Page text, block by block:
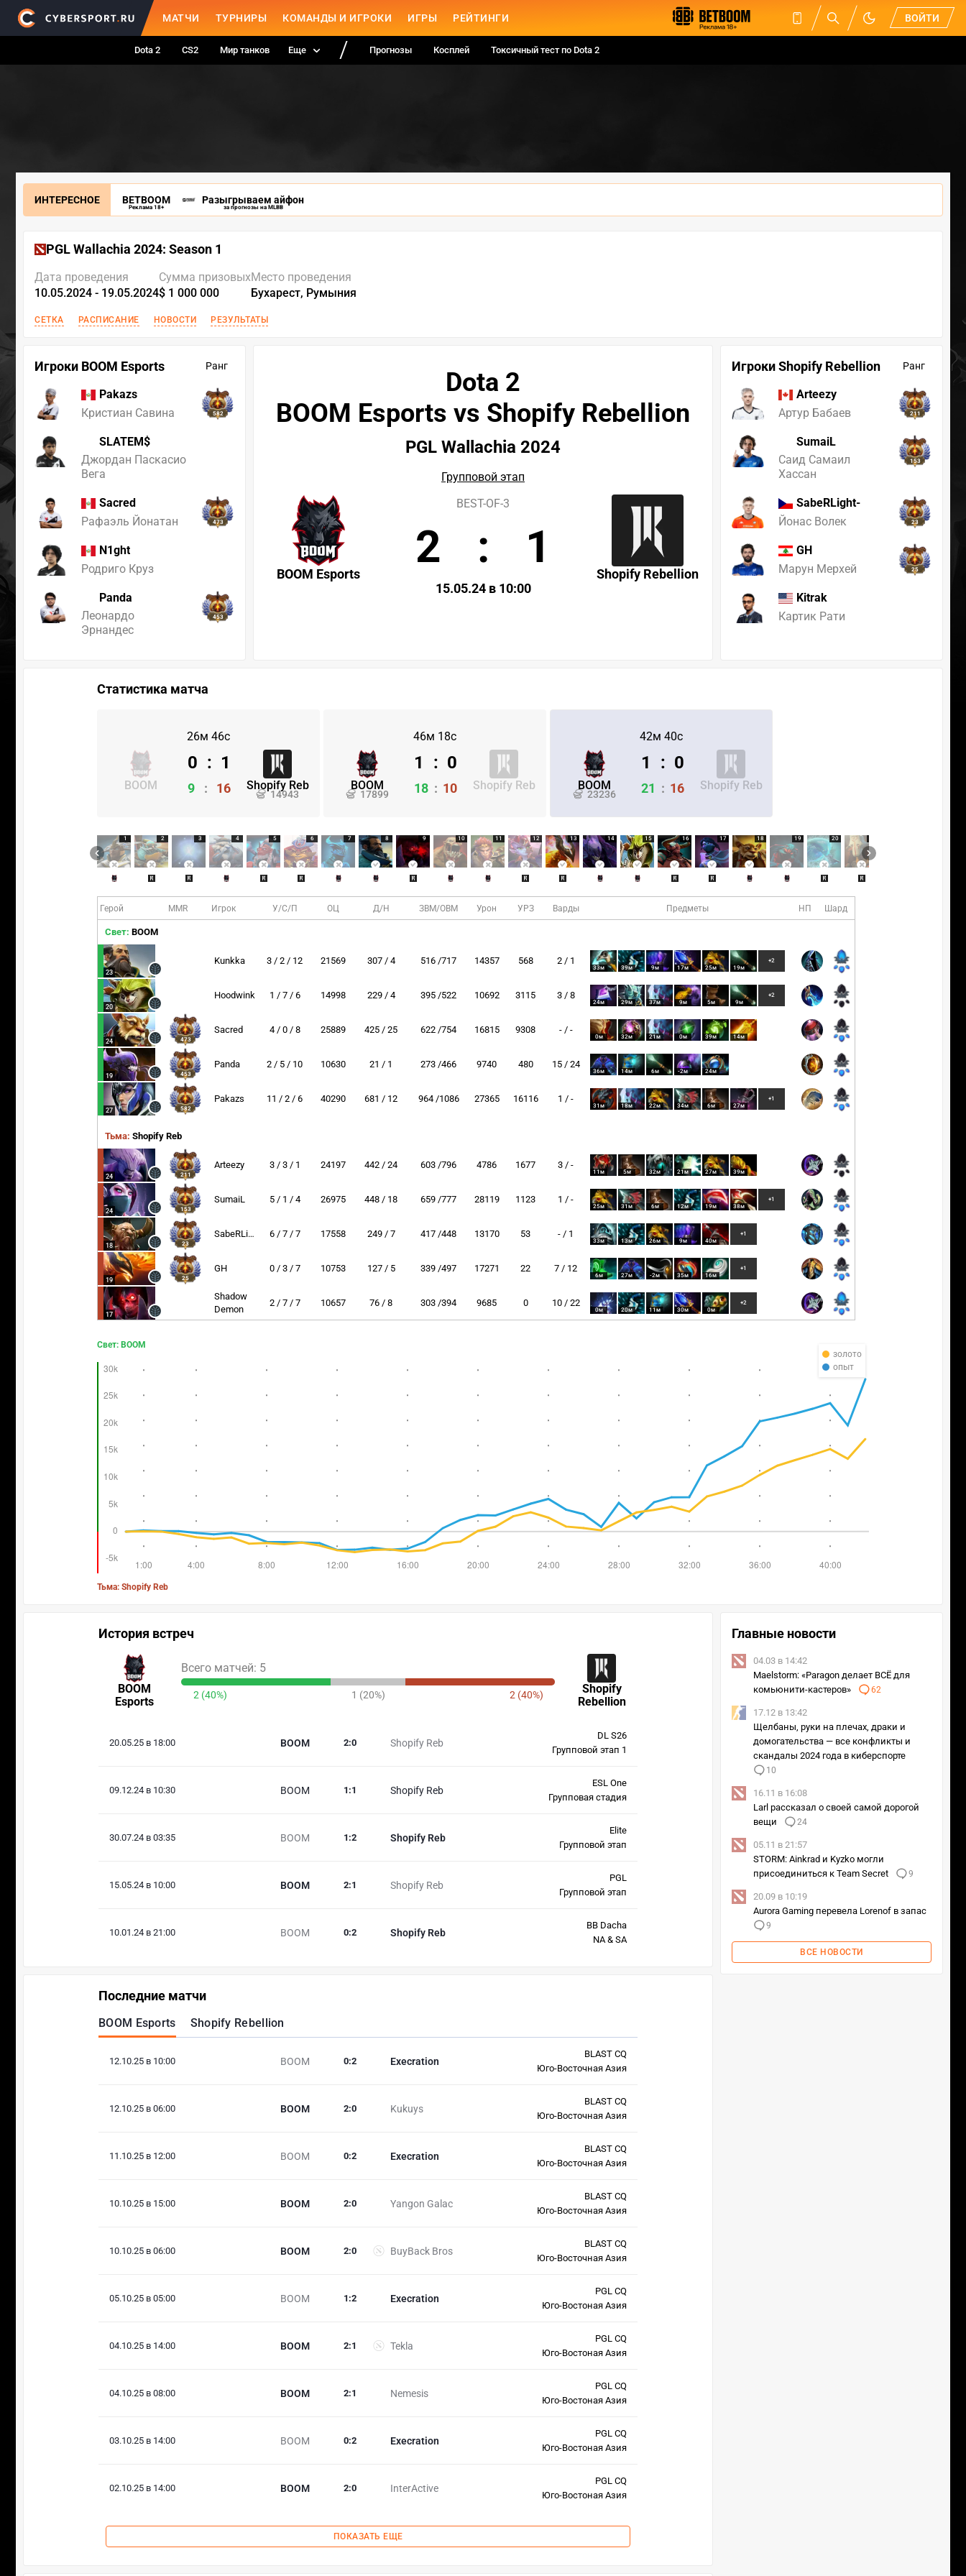
МАТЧИ ТУРНИРЫ КОМАНДЫ И ИГРОКИ ИГРЫ РЕЙТИНГИ ВОЙТИ
Dota 2 CS2 Мир танков Еще Прогнозы Косплей Токсичный тест по Dota 2
ИНТЕРЕСНОЕ BETBOOM
Реклама 18+
Разыгрываем айфон
за прогнозы на MLBB
PGL Wallachia 2024: Season 1
Дата проведения
10.05.2024 - 19.05.2024
Сумма призовых
$ 1 000 000
Место проведения
Бухарест, Румыния
СЕТКА РАСПИСАНИЕ НОВОСТИ РЕЗУЛЬТАТЫ
Игроки BOOM Esports Ранг
Pakazs
Кристиан Савина
582
SLATEM$
Джордан Паскасио
Вега
Sacred
Рафаэль Йонатан
473
N1ght
Родриго Круз
Panda
Леонардо
Эрнандес
453
Игроки Shopify Rebellion Ранг
Arteezy
Артур Бабаев
211
SumaiL
Саид Самаил
Хассан
153
SabeRLight-
Йонас Волек
23
GH
Марун Мерхей
25
Kitrak
Картик Рати
Dota 2
BOOM Esports vs Shopify Rebellion
PGL Wallachia 2024
Групповой этап
BOOM Esports Shopify Rebellion
BEST-OF-3
2 : 1
15.05.24 в 10:00
Статистика матча
26м 46с
BOOM Shopify Reb
14943
0 : 1
9 : 16
46м 18с
BOOM
17899
Shopify Reb
1 : 0
18 : 10
42м 40с
BOOM
23236
Shopify Reb
1 : 0
21 : 16
1 2 3 4 5 6 7 8 9 10 11 12 13 14 15 16 17 18 19 20
Герой MMR Игрок У/С/П ОЦ Д/Н ЗВМ/ОВМ Урон УРЗ Варды Предметы НП Шард
Свет: BOOM
23
Kunkka 3 / 2 / 12 21569 307 / 4 516 /717 14357 568 2 / 1
33м 39м 9м 17м 25м 19м
+2
20
Hoodwink 1 / 7 / 6 14998 229 / 4 395 /522 10692 3115 3 / 8
24м 29м 37м 9м 5м 9м
+2
24 473
Sacred 4 / 0 / 8 25889 425 / 25 622 /754 16815 9308 - / -
0м 32м 21м 0м 39м 14м
19 453
Panda 2 / 5 / 10 10630 21 / 1 273 /466 9740 480 15 / 24
36м 14м 6м -2м 24м
27 582
Pakazs 11 / 2 / 6 40290 681 / 12 964 /1086 27365 16116 1 / -
31м 18м 22м 34м 6м 27м
+1
Тьма: Shopify Reb
24 211
Arteezy 3 / 3 / 1 24197 442 / 24 603 /796 4786 1677 3 / -
11м 5м 32м 21м 27м 39м
24 153
SumaiL 5 / 1 / 4 26975 448 / 18 659 /777 28119 1123 1 / -
25м 31м 6м 12м 19м 38м
+1
18 23
SabeRLight- 6 / 7 / 7 17558 249 / 7 417 /448 13170 53 - / 1
33м 13м 26м 9м 40м
+1
19 25
GH 0 / 3 / 7 10753 127 / 5 339 /497 17271 22 7 / 12
6м 27м -2м 35м 16м
+1
17
Shadow
Demon
2 / 7 / 7 10657 76 / 8 303 /394 9685 0 10 / 22
0м 20м 11м 30м 0м
+2
золото
опыт
Свет: BOOM
Тьма: Shopify Reb
История встреч
BOOM
Esports
Shopify
Rebellion
Всего матчей: 5
2 (40%) 1 (20%) 2 (40%)
20.05.25 в 18:00 BOOM Shopify Reb
2:0
DL S26
Групповой этап 1
09.12.24 в 10:30 BOOM Shopify Reb
1 :1
ESL One
Групповая стадия
30.07.24 в 03:35 BOOM Shopify Reb
1 :2
Elite
Групповой этап
15.05.24 в 10:00 BOOM Shopify Reb
2:1
PGL
Групповой этап
10.01.24 в 21:00 BOOM Shopify Reb
0:2
BB Dacha
NA & SA
Последние матчи
BOOM Esports Shopify Rebellion
12.10.25 в 10:00 BOOM Execration
0:2
BLAST CQ
Юго-Восточная Азия
12.10.25 в 06:00 BOOM Kukuys
2:0
BLAST CQ
Юго-Восточная Азия
11.10.25 в 12:00 BOOM Execration
0:2
BLAST CQ
Юго-Восточная Азия
10.10.25 в 15:00 BOOM Yangon Galac
2:0
BLAST CQ
Юго-Восточная Азия
10.10.25 в 06:00 BOOM BuyBack Bros
2:0
BLAST CQ
Юго-Восточная Азия
05.10.25 в 05:00 BOOM Execration
1 :2
PGL CQ
Юго-Востоная Азия
04.10.25 в 14:00 BOOM Tekla
2:1
PGL CQ
Юго-Востоная Азия
04.10.25 в 08:00 BOOM Nemesis
2:1
PGL CQ
Юго-Востоная Азия
03.10.25 в 14:00 BOOM Execration
0:2
PGL CQ
Юго-Востоная Азия
02.10.25 в 14:00 BOOM InterActive
2:0
PGL CQ
Юго-Востоная Азия
ПОКАЗАТЬ ЕЩЕ
Главные новости
04.03 в 14:42
Maelstorm: «Paragon делает ВСЁ для
комьюнити-кастеров»
62
17.12 в 13:42
Щелбаны, руки на плечах, драки и
домогательства — все конфликты и
скандалы 2024 года в киберспорте
10
16.11 в 16:08
Larl рассказал о своей самой дорогой
вещи
24
05.11 в 21:57
STORM: Ainkrad и Kyzko могли
присоединиться к Team Secret
9
20.09 в 10:19
Aurora Gaming перевела Lorenof в запас
9
ВСЕ НОВОСТИ